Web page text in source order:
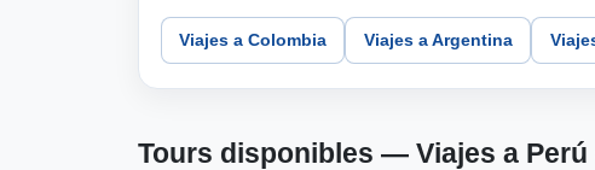
Viajes a Colombia Viajes a Argentina
Tours disponibles — Viajes a